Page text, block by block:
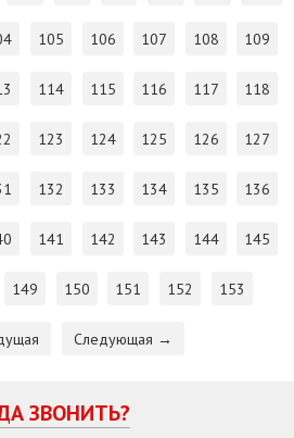
105 106 107 108 109
114 115 116 117 118
123 124 125 126 127
132 133 134 135 136
141 142 143 144 145
149 150 151 152 153
Следующая →
ЗВОНИТЬ?